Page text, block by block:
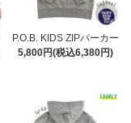
P.O.B. KIDS ZIPパーカー
5,800円(税込6,380円)